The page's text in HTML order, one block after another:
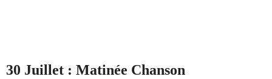
30 Juillet : Matinée Chanson